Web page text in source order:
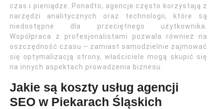
czas i pieniądze. Ponadto, agencje często korzystają z
narzędzi analitycznych oraz technologii, które są
niedostępne dla przeciętnego użytkownika.
Współpraca z profesjonalistami pozwala również na
oszczędność czasu – zamiast samodzielnie zajmować
się optymalizacją strony, właściciele mogą skupić się
na innych aspektach prowadzenia biznesu.
Jakie są koszty usług agencji
SEO w Piekarach Śląskich